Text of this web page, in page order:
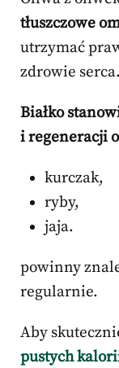
tłuszczowe
utrzymać
zdrowie serca.
Białko
i regeneracji
kurczak,
ryby,
jaja.
powinny
regularnie.
Aby
pustych